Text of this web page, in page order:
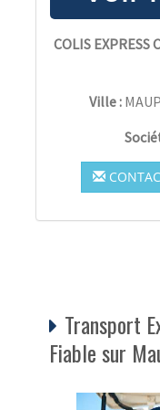
COLIS EXPRESS
Ville :
Transport
Fiable sur